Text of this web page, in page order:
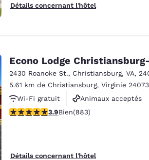
Détails concernant l'hôtel
Econo Lodge
2430 Roanoke St., Christiansburg, VA,
5.61 km de Christiansburg, Virginie
Wi-Fi gratuit
Animaux acceptés
3.88 étoiles. Bien. 883 commentaires
3.9Bien(883)
Détails concernant l'hôtel